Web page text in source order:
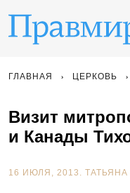
ГЛАВНАЯ ЦЕРКОВЬ
Визит
и Канады
16 ИЮЛЯ, 2013.